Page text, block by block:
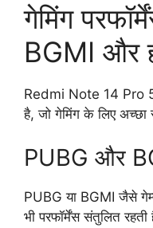
गेमिंग
BGMI और
Redmi Note 14 Pro
है, जो गेमिंग के लिए
PUBG और
PUBG या BGMI जैसे
भी परफॉर्मेंस संतुलित